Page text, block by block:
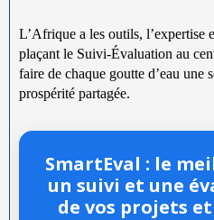
L’Afrique a les outils, l’expertise
plaçant le Suivi-Évaluation au
faire de chaque goutte d’eau une
prospérité partagée.
SmartEval : le
un suivi et une
de vos projets